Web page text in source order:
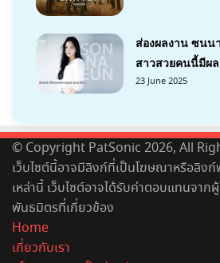
ส่องผลงาน ซนน
สาวสวยคนนี้มีผล
23 June 2025
© Copyright PatSonic 2026, All
เว็บไซต์นี้อาจมีลิงก์ที่เป็นโฆษณาหรือลิง
เหล่านี้ เว็บไซต์อาจได้รับค่าตอบแทนจาก
พันธมิตรที่เกี่ยวข้อง
Home
เกี่ยวกับเรา